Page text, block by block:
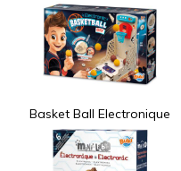
Basket Ball Electronique